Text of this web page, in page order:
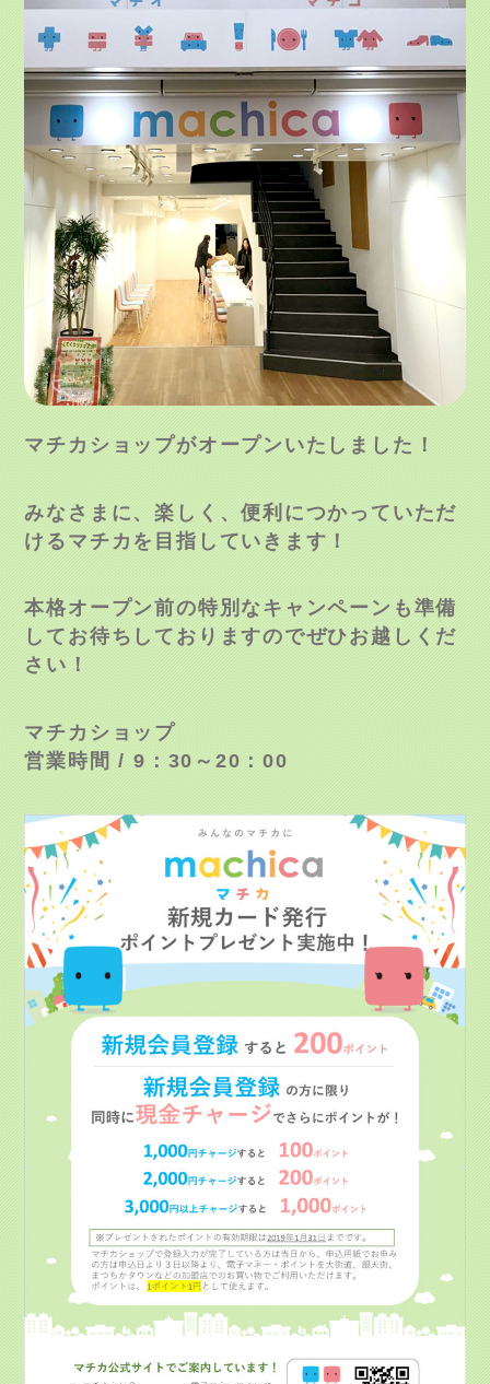
マチカショップがオープンいたしました！
みなさまに、楽しく、便利につかっていただ
けるマチカを目指していきます！
本格オープン前の特別なキャンペーンも準備
してお待ちしておりますのでぜひお越しくだ
さい！
マチカショップ
営業時間 / 9：30～20：00